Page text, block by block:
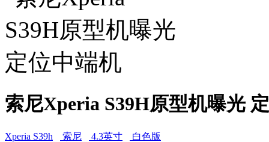
索尼Xperia S39H原型机曝光
Xperia S39h 索尼 4.3英寸
白色版